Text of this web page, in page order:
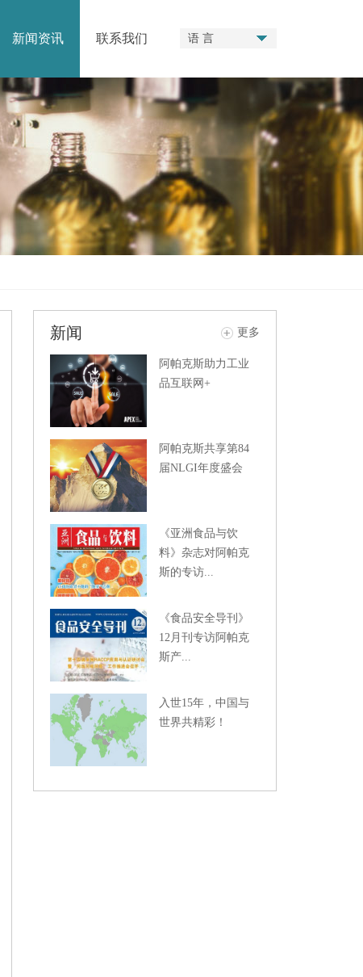
语 言
新闻资讯 联系我们
新闻 更多
阿帕克斯助力工业
品互联网+
阿帕克斯共享第84
届NLGI年度盛会
《亚洲食品与饮
料》杂志对阿帕克
斯的专访...
《食品安全导刊》
12月刊专访阿帕克
斯产...
入世15年，中国与
世界共精彩！